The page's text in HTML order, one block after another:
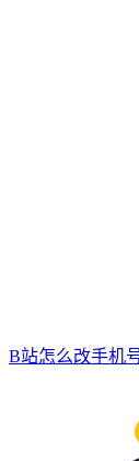
B站怎么改手机